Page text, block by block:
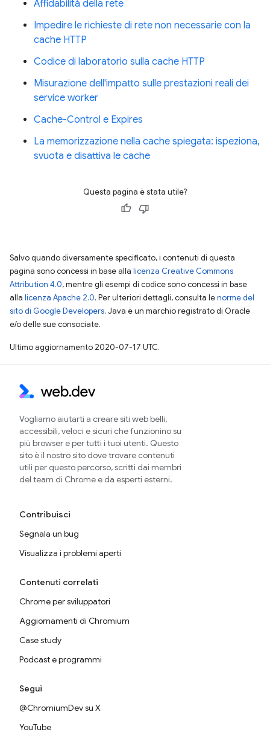
Affidabilità della rete
Impedire le richieste di rete non necessarie con la
cache HTTP
Codice di laboratorio sulla cache HTTP
Misurazione dell'impatto sulle prestazioni reali dei
service worker
Cache-Control e Expires
La memorizzazione nella cache spiegata: ispeziona,
svuota e disattiva le cache
Questa pagina è stata utile?
Salvo quando diversamente specificato, i contenuti di questa
pagina sono concessi in base alla licenza Creative Commons
Attribution 4.0, mentre gli esempi di codice sono concessi in base
alla licenza Apache 2.0. Per ulteriori dettagli, consulta lenorme del
sito di Google Developers. Java è un marchio registrato di Oracle
e/o delle sue consociate.
Ultimo aggiornamento 2020-07-17 UTC.
Vogliamo aiutarti a creare siti web belli,
accessibili, veloci e sicuri che funzionino su
più browser e per tutti i tuoi utenti. Questo
sito è il nostro sito dove trovare contenuti
utili per questo percorso, scritti dai membri
del team di Chrome e da esperti esterni.
Contribuisci
Segnala un bug
Visualizza i problemi aperti
Contenuti correlati
Chrome per sviluppatori
Aggiornamenti di Chromium
Case study
Podcast e programmi
Segui
@ChromiumDev su X
YouTube